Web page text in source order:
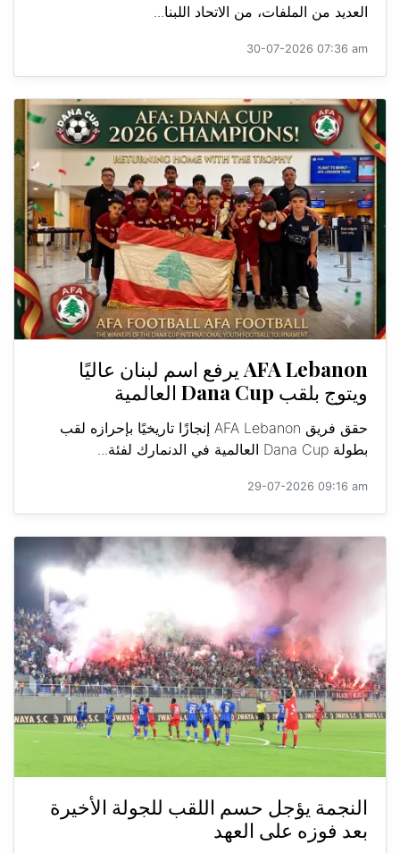
العديد من الملفات، من الاتحاد اللبنا...
30-07-2026 07:36 am
AFA Lebanon يرفع اسم لبنان عاليًا
ويتوج بلقب Dana Cup العالمية
حقق فريق AFA Lebanon إنجازًا تاريخيًا بإحرازه لقب
بطولة Dana Cup العالمية في الدنمارك لفئة...
29-07-2026 09:16 am
النجمة يؤجل حسم اللقب للجولة الأخيرة
بعد فوزه على العهد